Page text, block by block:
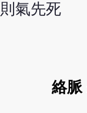
氣先死
絡脈